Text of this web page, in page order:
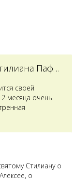
Чудо святого Преподобного Стилиана Пафлагонского
своей
месяца очень
после
незнакомую
узнала проСтилиану о
о